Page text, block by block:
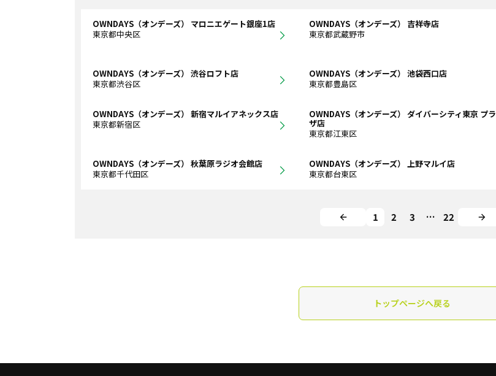
OWNDAYS（オンデーズ） マロニエゲート銀座1店
東京都中央区
OWNDAYS（オンデーズ） 吉祥寺店
東京都武蔵野市
OWNDAYS（オンデーズ） 渋谷ロフト店
東京都渋谷区
OWNDAYS（オンデーズ） 池袋西口店
東京都豊島区
OWNDAYS（オンデーズ） 新宿マルイアネックス店
東京都新宿区
OWNDAYS（オンデーズ） ダイバーシティ東京 プラ
ザ店
東京都江東区
OWNDAYS（オンデーズ） 秋葉原ラジオ会館店
東京都千代田区
OWNDAYS（オンデーズ） 上野マルイ店
東京都台東区
1 2 3 … 22
トップページへ戻る